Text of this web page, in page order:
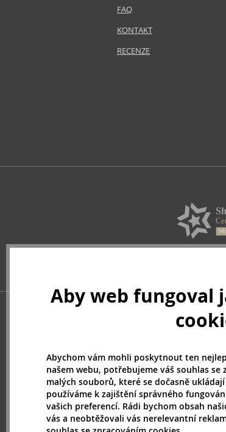
FAQ
KONTAKT
RECENZE
Aby web fungoval
Abychom vám mohli poskytnout ten
našem webu, potřebujeme váš souhlas
malých souborů, které se dočasně
používáme k zajištění správného
vašich preferencí. Rádi bychom obsah
vás a neobtěžovali vás nerelevantní